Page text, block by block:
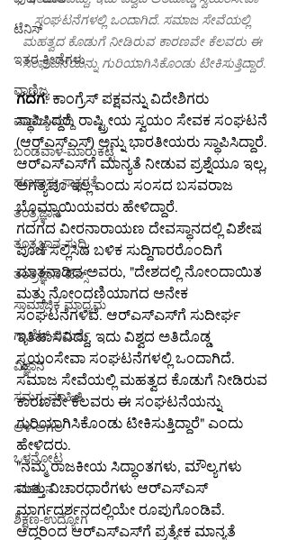
ಟೆನಿಸ್
ಇತರ-ಕ್ರೀಡೆಗಳು
ವಾಣಿಜ್ಯ
ವಾಣಿಜ್ಯ-ಸುದ್ದಿ
ಬಂಡವಾಳ-ಮಾರುಕಟ್ಟೆ
ಹಣಕಾಸು-ಸಾಕ್ಷರತೆ
ತಂತ್ರಜ್ಞಾನ
ತಂತ್ರಜ್ಞಾನ-ಸುದ್ದಿ
ತಂತ್ರಜ್ಞಾನ-ಟಿಪ್ಸ್
ಸಾಮಾಜಿಕ ಮಾಧ್ಯಮ
ಗ್ಯಾಜೆಟ್-ವಿಮರ್ಶೆ
ವಿಜ್ಞಾನ
ಸಮಗ್ರ-ಮಾಹಿತಿ
ಆಳ-ಅಗಲ
ಒಳನೋಟ
ಸಂಕಲನ
ಶಿಕ್ಷಣ-ಉದ್ಯೋಗ
ಸಂಘಟನೆಗಳಲ್ಲಿ ಒಂದಾಗಿದೆ. ಸಮಾಜ ಸೇವೆಯಲ್ಲಿ
ಮಹತ್ವದ ಕೊಡುಗೆ ನೀಡಿರುವ ಕಾರಣವೇ ಕೆಲವರು ಈ
ಸಂಘಟನೆಯನ್ನು ಗುರಿಯಾಗಿಸಿಕೊಂಡು ಟೀಕಿಸುತ್ತಿದ್ದಾರೆ.
ಗದಗ: ಕಾಂಗ್ರೆಸ್ ಪಕ್ಷವನ್ನು ವಿದೇಶಿಗರು
ಸ್ಥಾಪಿಸಿದ್ದರೆ, ರಾಷ್ಟ್ರೀಯ ಸ್ವಯಂ ಸೇವಕ ಸಂಘಟನೆ
(ಆರ್‌ಎಸ್‌ಎಸ್) ಅನ್ನು ಭಾರತೀಯರು ಸ್ಥಾಪಿಸಿದ್ದಾರೆ.
ಆರ್‌ಎಸ್‌ಎಸ್‌ಗೆ ಮಾನ್ಯತೆ ನೀಡುವ ಪ್ರಶ್ನೆಯೂ ಇಲ್ಲ,
ಅಗತ್ಯವೂ ಇಲ್ಲ ಎಂದು ಸಂಸದ ಬಸವರಾಜ
ಬೊಮ್ಮಾಯಿಯವರು ಹೇಳಿದ್ದಾರೆ.
ಗದಗದ ವೀರನಾರಾಯಣ ದೇವಸ್ಥಾನದಲ್ಲಿ ವಿಶೇಷ
ಪೂಜೆ ಸಲ್ಲಿಸಿದ ಬಳಿಕ ಸುದ್ದಿಗಾರರೊಂದಿಗೆ
ಮಾತನಾಡಿದ ಅವರು, "ದೇಶದಲ್ಲಿ ನೋಂದಾಯಿತ
ಮತ್ತು ನೋಂದಣಿಯಾಗದ ಅನೇಕ
ಸಂಘಟನೆಗಳಿವೆ. ಆರ್‌ಎಸ್‌ಎಸ್‌ಗೆ ಸುದೀರ್ಘ
ಇತಿಹಾಸವಿದ್ದು, ಇದು ವಿಶ್ವದ ಅತಿದೊಡ್ಡ
ಸ್ವಯಂಸೇವಾ ಸಂಘಟನೆಗಳಲ್ಲಿ ಒಂದಾಗಿದೆ.
ಸಮಾಜ ಸೇವೆಯಲ್ಲಿ ಮಹತ್ವದ ಕೊಡುಗೆ ನೀಡಿರುವ
ಕಾರಣವೇ ಕೆಲವರು ಈ ಸಂಘಟನೆಯನ್ನು
ಗುರಿಯಾಗಿಸಿಕೊಂಡು ಟೀಕಿಸುತ್ತಿದ್ದಾರೆ" ಎಂದು
ಹೇಳಿದರು.
"ನಮ್ಮ ರಾಜಕೀಯ ಸಿದ್ಧಾಂತಗಳು, ಮೌಲ್ಯಗಳು
ಮತ್ತು ವಿಚಾರಧಾರೆಗಳು ಆರ್‌ಎಸ್‌ಎಸ್
ಮಾರ್ಗದರ್ಶನದಲ್ಲಿಯೇ ರೂಪುಗೊಂಡಿವೆ.
ಆದ್ದರಿಂದ ಆರ್‌ಎಸ್‌ಎಸ್‌ಗೆ ಪ್ರತ್ಯೇಕ ಮಾನ್ಯತೆ